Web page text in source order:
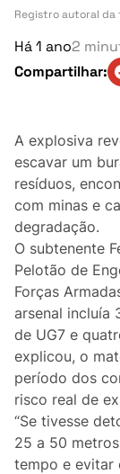
Ambiente
Denúncia
Eventos
Indústria
Auto
Agricultura
Vozes
Lifestyle
Casa
Fama
Registro autoral
Há 1 ano2
Compartilhar:
A explosiva
escavar um
resíduos,
com minas e
degradação.
O subtenente
Pelotão de
Forças
arsenal incluía
de UG7 e
explicou, o
período dos
risco real de
“Se tivesse
25 a 50
tempo e evitar